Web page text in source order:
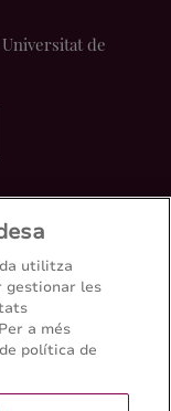
de
utilitza
gestionar les
a més
política de